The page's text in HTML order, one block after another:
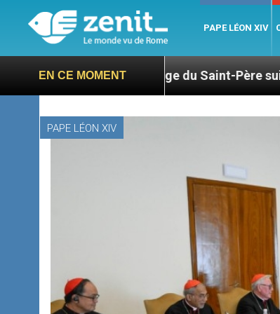
PAPE LÉON XIV
EN CE MOMENT
Hommage du Saint-Père suite au décès du
PAPE LÉON XIV